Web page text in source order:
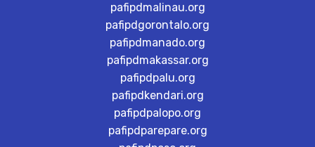
pafipdmalinau.org
pafipdgorontalo.org
pafipdmanado.org
pafipdmakassar.org
pafipdpalu.org
pafipdkendari.org
pafipdpalopo.org
pafipdparepare.org